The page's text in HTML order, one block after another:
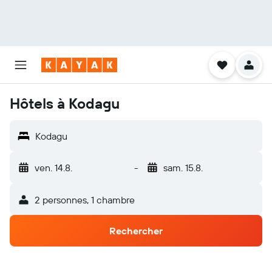
Hôtels à Kodagu
Kodagu
ven. 14.8. - sam. 15.8.
2 personnes, 1 chambre
Rechercher